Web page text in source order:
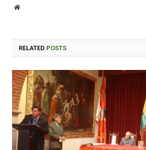
Website
RELATED POSTS